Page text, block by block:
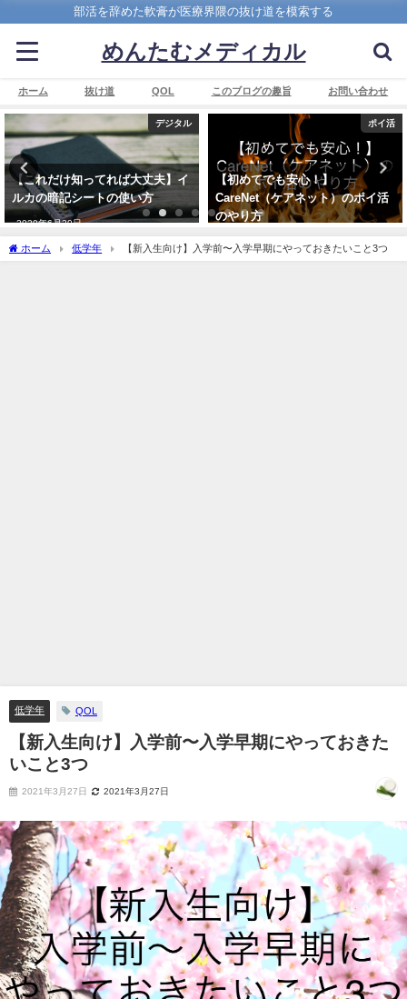
部活を辞めた軟膏が医療界隈の抜け道を模索する
めんたむメディカル
ホーム 抜け道 QOL このブログの趣旨 お問い合わせ
デジタル
【これだけ知ってれば大丈夫】イ
ルカの暗記シートの使い方
2020年6月20日
ポイ活
【初めてでも安心！】
CareNet（ケアネット）のポイ活
のやり方
ホーム 低学年 【新入生向け】入学前〜入学早期にやっておきたいこと3つ
低学年 QOL
【新入生向け】入学前〜入学早期にやっておきた
いこと3つ
2021年3月27日 2021年3月27日